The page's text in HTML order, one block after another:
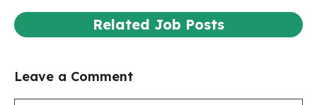
Related Job Posts
Leave a Comment